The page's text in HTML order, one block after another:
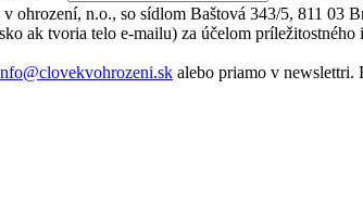
ohrození, n.o., so sídlom Baštová 343/5, 811
ak tvoria telo e-mailu) za účelom
alebo priamo v newslettri.